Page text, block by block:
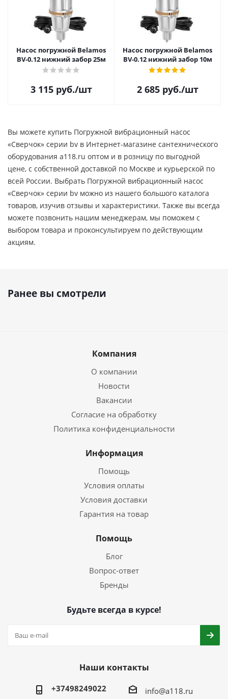
Насос погружной Belamos
BV-0.12 нижний забор 25м
3 115руб./шт
Насос погружной Belamos
BV-0.12 нижний забор 10м
2 685руб./шт
Вы можете купить Погружной вибрационный насос
«Сверчок» серии bv в Интернет-магазине сантехнического
оборудования a118.ru оптом и в розницу по выгодной
цене, c собственной доставкой по Москве и курьерской по
всей России. Выбрать Погружной вибрационный насос
«Сверчок» серии bv можно из нашего большого каталога
товаров, изучив отзывы и характеристики. Также вы всегда
можете позвонить нашим менеджерам, мы поможем с
выбором товара и проконсультируем по действующим
акциям.
Ранее вы смотрели
Компания
О компании
Новости
Вакансии
Согласие на обработку
Политика конфиденциальности
Информация
Помощь
Условия оплаты
Условия доставки
Гарантия на товар
Помощь
Блог
Вопрос-ответ
Бренды
Будьте всегда в курсе!
Наши контакты
+37498249022 info@a118.ru